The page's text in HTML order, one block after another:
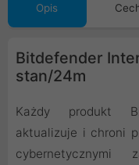
Opis
Bitdefender
stan/24m
Każdy produkt
aktualizuje i chroni
cybernetycznymi